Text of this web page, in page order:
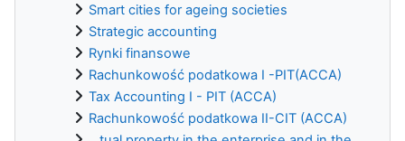
Smart cities for ageing societies
Strategic accounting
Rynki finansowe
Rachunkowość podatkowa I -PIT(ACCA)
Tax Accounting I - PIT (ACCA)
Rachunkowość podatkowa II-CIT (ACCA)